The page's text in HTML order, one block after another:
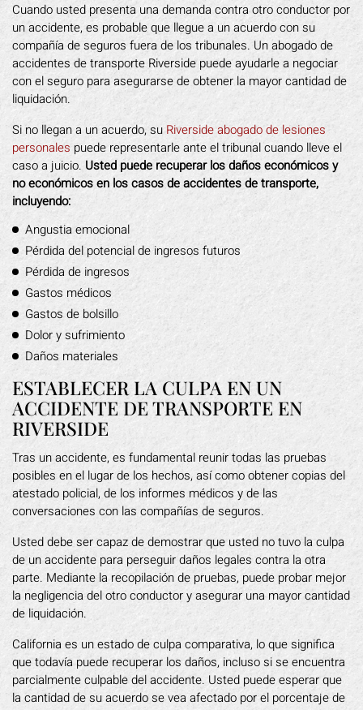
Cuando usted presenta una demanda contra otro conductor por
un accidente, es probable que llegue a un acuerdo con su
compañía de seguros fuera de los tribunales. Un abogado de
accidentes de transporte Riverside puede ayudarle a negociar
con el seguro para asegurarse de obtener la mayor cantidad de
liquidación.
Si no llegan a un acuerdo, su Riverside abogado de lesiones
personales puede representarle ante el tribunal cuando lleve el
caso a juicio. Usted puede recuperar los daños económicos y
no económicos en los casos de accidentes de transporte,
incluyendo:
Angustia emocional
Pérdida del potencial de ingresos futuros
Pérdida de ingresos
Gastos médicos
Gastos de bolsillo
Dolor y sufrimiento
Daños materiales
ESTABLECER LA CULPA EN UN
ACCIDENTE DE TRANSPORTE EN
RIVERSIDE
Tras un accidente, es fundamental reunir todas las pruebas
posibles en el lugar de los hechos, así como obtener copias del
atestado policial, de los informes médicos y de las
conversaciones con las compañías de seguros.
Usted debe ser capaz de demostrar que usted no tuvo la culpa
de un accidente para perseguir daños legales contra la otra
parte. Mediante la recopilación de pruebas, puede probar mejor
la negligencia del otro conductor y asegurar una mayor cantidad
de liquidación.
California es un estado de culpa comparativa, lo que significa
que todavía puede recuperar los daños, incluso si se encuentra
parcialmente culpable del accidente. Usted puede esperar que
la cantidad de su acuerdo se vea afectado por el porcentaje de